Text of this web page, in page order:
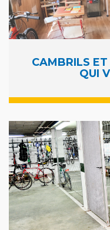
CAMBRILS ET
QUI